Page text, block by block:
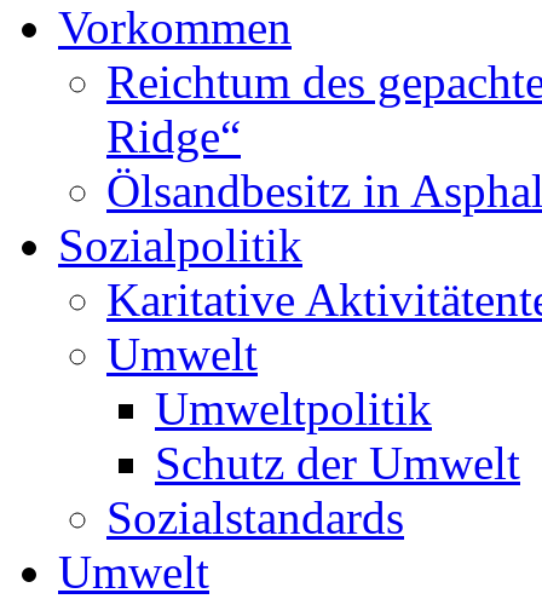
Vorkommen
Reichtum des
Ridge“
Ölsandbesitz in
Sozialpolitik
Karitative
Umwelt
Umweltpolitik
Schutz der Umwelt
Sozialstandards
Umwelt